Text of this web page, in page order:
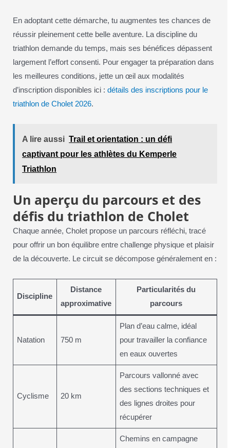
En adoptant cette démarche, tu augmentes tes chances de
réussir pleinement cette belle aventure. La discipline du
triathlon demande du temps, mais ses bénéfices dépassent
largement l’effort consenti. Pour engager ta préparation dans
les meilleures conditions, jette un œil aux modalités
d’inscription disponibles ici : détails des inscriptions pour le
triathlon de Cholet 2026.
A lire aussi Trail et orientation : un défi
captivant pour les athlètes du Kemperle
Triathlon
Un aperçu du parcours et des
défis du triathlon de Cholet
Chaque année, Cholet propose un parcours réfléchi, tracé
pour offrir un bon équilibre entre challenge physique et plaisir
de la découverte. Le circuit se décompose généralement en :
Discipline
Distance
approximative
Particularités du
parcours
Natation 750 m
Plan d’eau calme, idéal
pour travailler la confiance
en eaux ouvertes
Cyclisme 20 km
Parcours vallonné avec
des sections techniques et
des lignes droites pour
récupérer
Chemins en campagne